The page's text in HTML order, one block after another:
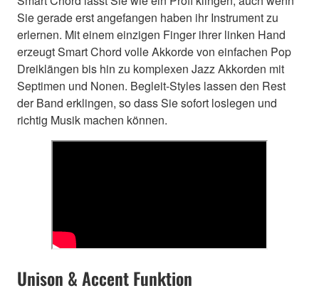
Sie gerade erst angefangen haben ihr Instrument zu
erlernen. Mit einem einzigen Finger ihrer linken Hand
erzeugt Smart Chord volle Akkorde von einfachen Pop
Dreiklängen bis hin zu komplexen Jazz Akkorden mit
Septimen und Nonen. Begleit-Styles lassen den Rest
der Band erklingen, so dass Sie sofort loslegen und
richtig Musik machen können.
Unison & Accent Funktion